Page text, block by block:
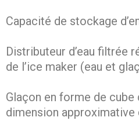
Capacité de stockage
Distributeur d’eau filtrée
de l’ice maker (eau et
Glaçon en forme de cube
dimension approximative